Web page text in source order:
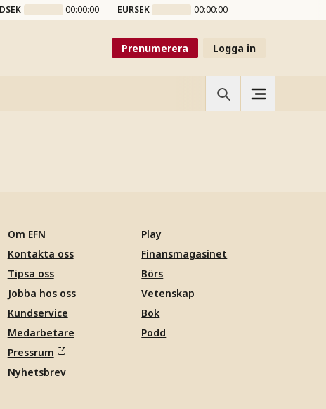
00:00:00 EURSEK 00:00:00
Prenumerera Logga in
Om EFN
Kontakta oss
Tipsa oss
Jobba hos oss
Kundservice
Medarbetare
Pressrum
Nyhetsbrev
Play
Finansmagasinet
Börs
Vetenskap
Bok
Podd